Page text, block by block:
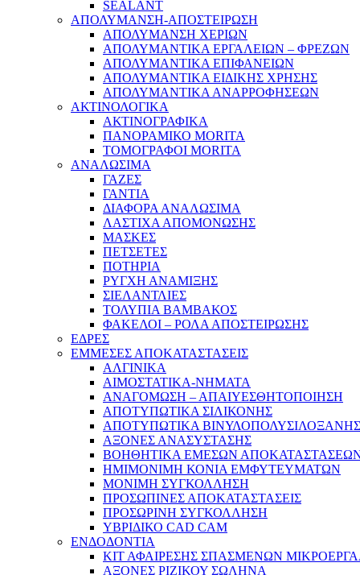
SEALANT
ΑΠΟΛΥΜΑΝΣΗ-ΑΠΟΣΤΕΙΡΩΣΗ
ΑΠΟΛΥΜΑΝΣΗ ΧΕΡΙΩΝ
ΑΠΟΛΥΜΑΝΤΙΚΑ ΕΡΓΑΛΕΙΩΝ – ΦΡΕΖΩΝ
ΑΠΟΛΥΜΑΝΤΙΚΑ ΕΠΙΦΑΝΕΙΩΝ
ΑΠΟΛΥΜΑΝΤΙΚΑ ΕΙΔΙΚΗΣ ΧΡΗΣΗΣ
ΑΠΟΛΥΜΑΝΤΙΚΑ ΑΝΑΡΡΟΦΗΣΕΩΝ
ΑΚΤΙΝΟΛΟΓΙΚΑ
ΑΚΤΙΝΟΓΡΑΦΙΚΑ
ΠΑΝΟΡΑΜΙΚΟ MORITA
ΤΟΜΟΓΡΑΦΟΙ MORITA
ΑΝΑΛΩΣΙΜΑ
ΓΑΖΕΣ
ΓΑΝΤΙΑ
ΔΙΑΦΟΡΑ ΑΝΑΛΩΣΙΜΑ
ΛΑΣΤΙΧΑ ΑΠΟΜΟΝΩΣΗΣ
ΜΑΣΚΕΣ
ΠΕΤΣΕΤΕΣ
ΠΟΤΗΡΙΑ
ΡΥΓΧΗ ΑΝΑΜΙΞΗΣ
ΣΙΕΛΑΝΤΛΙΕΣ
ΤΟΛΥΠΙΑ ΒΑΜΒΑΚΟΣ
ΦΑΚΕΛΟΙ – ΡΟΛΑ ΑΠΟΣΤΕΙΡΩΣΗΣ
ΕΔΡΕΣ
ΕΜΜΕΣΕΣ ΑΠΟΚΑΤΑΣΤΑΣΕΙΣ
ΑΛΓΙΝΙΚΑ
ΑΙΜΟΣΤΑΤΙΚΑ-ΝΗΜΑΤΑ
ΑΝΑΓΟΜΩΣΗ – ΑΠΑΙΥΕΣΘΗΤΟΠΟΙΗΣΗ
ΑΠΟΤΥΠΩΤΙΚΑ ΣΙΛΙΚΟΝΗΣ
ΑΠΟΤΥΠΩΤΙΚΑ ΒΙΝΥΛΟΠΟΛΥΣΙΛΟΞΑΝΗΣ
ΑΞΟΝΕΣ ΑΝΑΣΥΣΤΑΣΗΣ
ΒΟΗΘΗΤΙΚΑ ΕΜΕΣΩΝ
ΗΜΙΜΟΝΙΜΗ ΚΟΝΙΑ ΕΜΦΥΤΕΥΜΑΤΩΝ
ΜΟΝΙΜΗ ΣΥΓΚΟΛΛΗΣΗ
ΠΡΟΣΩΠΙΝΕΣ ΑΠΟΚΑΤΑΣΤΑΣΕΙΣ
ΠΡΟΣΩΡΙΝΗ ΣΥΓΚΟΛΛΗΣΗ
ΥΒΡΙΔΙΚΟ CAD CAM
ΕΝΔΟΔΟΝΤΙΑ
ΚΙΤ ΑΦΑΙΡΕΣΗΣ ΣΠΑΣΜΕΝΩΝ
ΑΞΟΝΕΣ ΡΙΖΙΚΟΥ ΣΩΛΗΝΑ